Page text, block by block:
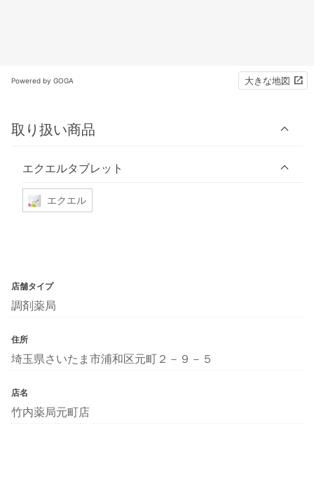
Powered by GOGA 大きな地図
取り扱い商品
エクエルタブレット
エクエル
店舗タイプ
調剤薬局
住所
埼玉県さいたま市浦和区元町２－９－５
店名
竹内薬局元町店